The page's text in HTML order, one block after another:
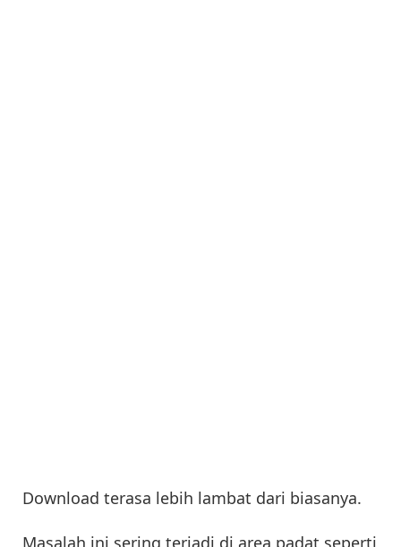
Download terasa lebih lambat dari biasanya.
Masalah ini sering terjadi di area padat seperti